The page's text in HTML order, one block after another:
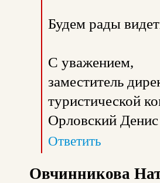
Будем рады
С уважением,
заместитель
туристической
Орловский
Ответить
Овчинникова